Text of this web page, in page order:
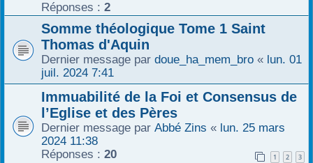
Réponses : 2
Somme théologique Tome 1 Saint
Thomas d'Aquin
Dernier message par doue_ha_mem_bro « lun. 01
juil. 2024 7:41
Immuabilité de la Foi et Consensus de
l’Eglise et des Pères
Dernier message par Abbé Zins « lun. 25 mars
2024 11:38
Réponses : 20 1 2 3